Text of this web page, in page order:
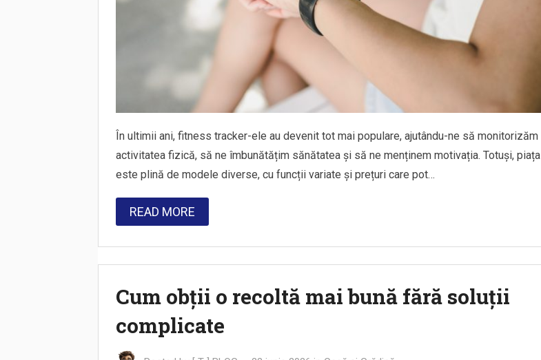
În ultimii ani, fitness tracker-ele au devenit tot mai populare, ajutându-ne să monitorizăm
activitatea fizică, să ne îmbunătățim sănătatea și să ne menținem motivația. Totuși, piața
este plină de modele diverse, cu funcții variate și prețuri care pot…
READ MORE
Cum obții o recoltă mai bună fără soluții
complicate